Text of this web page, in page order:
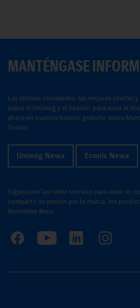
MANTÉNGASE
Las últimas novedades, las mejores ofertas
sobre el Unimog y el Econic: para estar al
ahora en nuestro boletín gratuito sobre
Trucks.
Unimog News Econic News
Síganos en las redes sociales para estar en
compartir su pasión por la marca, los
Mercedes-Benz.